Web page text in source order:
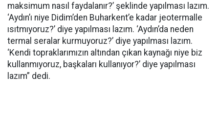
maksimum nasıl faydalanır?’ şeklinde yapılması lazım.
‘Aydın’ı niye Didim’den Buharkent’e kadar jeotermalle
ısıtmıyoruz?’ diye yapılması lazım. ‘Aydın’da neden
termal seralar kurmuyoruz?’ diye yapılması lazım.
‘Kendi topraklarımızın altından çıkan kaynağı niye biz
kullanmıyoruz, başkaları kullanıyor?’ diye yapılması
lazım” dedi.